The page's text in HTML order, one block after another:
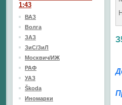
1:43
ВАЗ
Волга
ЗАЗ
ЗиС/ЗиЛ
Москвич/ИЖ
РАФ
УАЗ
Škoda
Иномарки